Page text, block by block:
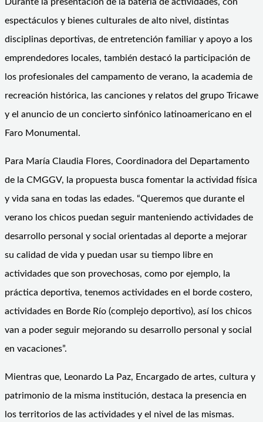
espectáculos y bienes culturales de alto nivel, distintas
disciplinas deportivas, de entretención familiar y apoyo a los
emprendedores locales, también destacó la participación de
los profesionales del campamento de verano, la academia de
recreación histórica, las canciones y relatos del grupo Tricawe
y el anuncio de un concierto sinfónico latinoamericano en el
Faro Monumental.
Para María Claudia Flores, Coordinadora del Departamento
de la CMGGV, la propuesta busca fomentar la actividad física
y vida sana en todas las edades. “Queremos que durante el
verano los chicos puedan seguir manteniendo actividades de
desarrollo personal y social orientadas al deporte a mejorar
su calidad de vida y puedan usar su tiempo libre en
actividades que son provechosas, como por ejemplo, la
práctica deportiva, tenemos actividades en el borde costero,
actividades en Borde Río (complejo deportivo), así los chicos
van a poder seguir mejorando su desarrollo personal y social
en vacaciones”.
Mientras que, Leonardo La Paz, Encargado de artes, cultura y
patrimonio de la misma institución, destaca la presencia en
los territorios de las actividades y el nivel de las mismas.